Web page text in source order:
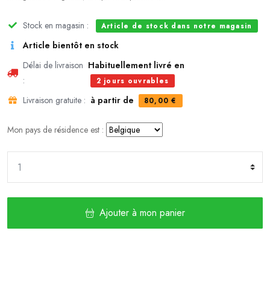
Stock en magasin : Article de stock dans notre magasin
Article bientôt en stock
Délai de livraison
:
Habituellement livré en
2 jours ouvrables
Livraison gratuite : à partir de 80,00 €
Mon pays de résidence est :
Ajouter à mon panier